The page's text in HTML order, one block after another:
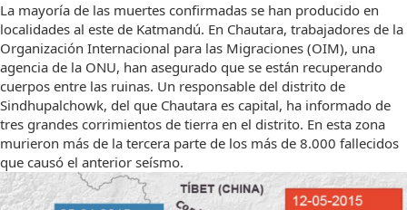
La mayoría de las muertes confirmadas se han producido en
localidades al este de Katmandú. En Chautara, trabajadores de la
Organización Internacional para las Migraciones (OIM), una
agencia de la ONU, han asegurado que se están recuperando
cuerpos entre las ruinas. Un responsable del distrito de
Sindhupalchowk, del que Chautara es capital, ha informado de
tres grandes corrimientos de tierra en el distrito. En esta zona
murieron más de la tercera parte de los más de 8.000 fallecidos
que causó el anterior seísmo.